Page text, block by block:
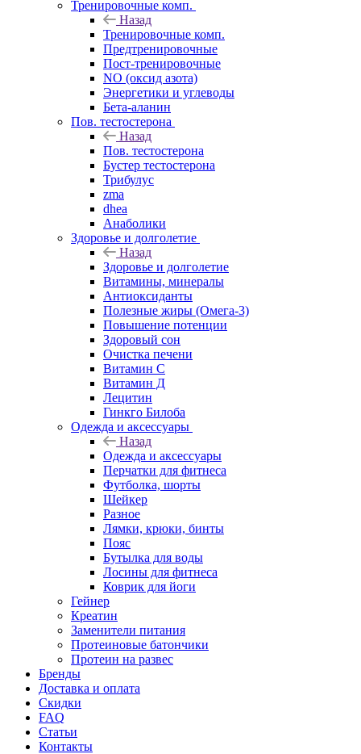
Тренировочные комп.
Назад
Тренировочные комп.
Предтренировочные
Пост-тренировочные
NO (оксид азота)
Энергетики и углеводы
Бета-аланин
Пов. тестостерона
Назад
Пов. тестостерона
Бустер тестостерона
Трибулус
zma
dhea
Анаболики
Здоровье и долголетие
Назад
Здоровье и долголетие
Витамины, минералы
Антиоксиданты
Полезные жиры (Омега-3)
Повышение потенции
Здоровый сон
Очистка печени
Витамин С
Витамин Д
Лецитин
Гинкго Билоба
Одежда и аксессуары
Назад
Одежда и аксессуары
Перчатки для фитнеса
Футболка, шорты
Шейкер
Разное
Лямки, крюки, бинты
Пояс
Бутылка для воды
Лосины для фитнеса
Коврик для йоги
Гейнер
Креатин
Заменители питания
Протеиновые батончики
Протеин на развес
Бренды
Доставка и оплата
Скидки
FAQ
Статьи
Контакты